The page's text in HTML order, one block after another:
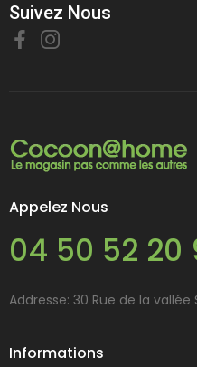
Suivez Nous
Appelez Nous
04 50 52 20
Addresse: 30 Rue de la
Informations